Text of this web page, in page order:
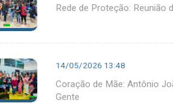
Rede de Proteção: Reunião
14/05/2026 13:48
Coração de Mãe: Antônio
Gente